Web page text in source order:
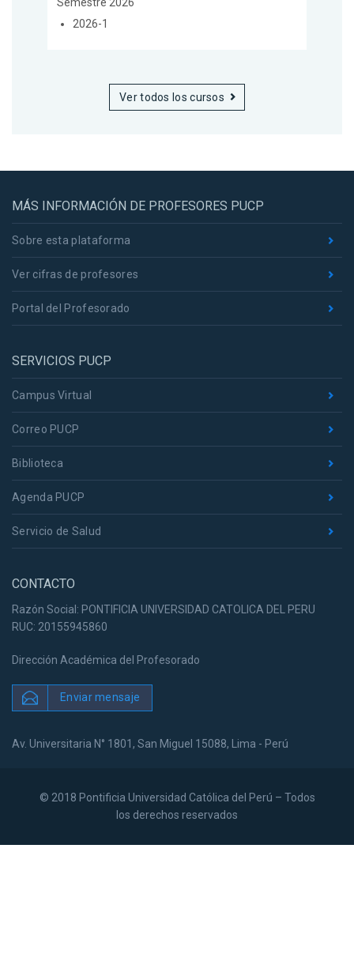
2026-1
Ver todos los cursos
MÁS INFORMACIÓN DE PROFESORES PUCP
Sobre esta plataforma
Ver cifras de profesores
Portal del Profesorado
SERVICIOS PUCP
Campus Virtual
Correo PUCP
Biblioteca
Agenda PUCP
Servicio de Salud
CONTACTO
Razón Social: PONTIFICIA UNIVERSIDAD CATOLICA DEL PERU
RUC: 20155945860
Dirección Académica del Profesorado
Enviar mensaje
Av. Universitaria N° 1801, San Miguel 15088, Lima - Perú
© 2018 Pontificia Universidad Católica del Perú – Todos
los derechos reservados